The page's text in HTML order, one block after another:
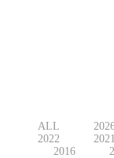
ALL
2022
2021
2016